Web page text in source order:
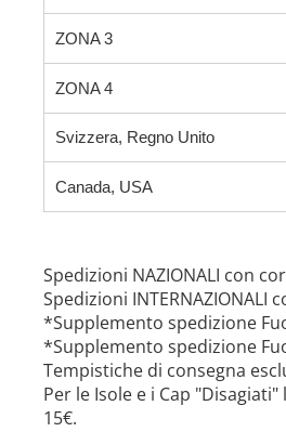
ZONA 3
ZONA 4
Svizzera, Regno Unito
Canada, USA
Spedizioni NAZIONALI con
Spedizioni INTERNAZIONALI
*Supplemento spedizione
*Supplemento spedizione
Tempistiche di consegna
Per le Isole e i Cap
15€.